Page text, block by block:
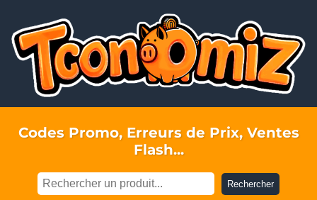
Codes Promo, Erreurs de Prix, Ventes
Flash...
Rechercher